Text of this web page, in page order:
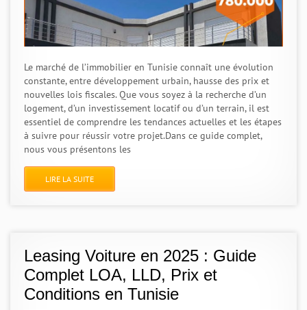
Le marché de l’immobilier en Tunisie connaît une évolution
constante, entre développement urbain, hausse des prix et
nouvelles lois fiscales. Que vous soyez à la recherche d’un
logement, d’un investissement locatif ou d’un terrain, il est
essentiel de comprendre les tendances actuelles et les étapes
à suivre pour réussir votre projet.Dans ce guide complet,
nous vous présentons les
LIRE LA SUITE
Leasing Voiture en 2025 : Guide
Complet LOA, LLD, Prix et
Conditions en Tunisie